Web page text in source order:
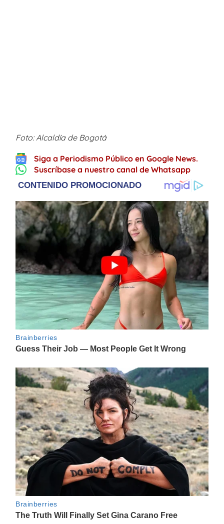
Foto: Alcaldía de Bogotá
Siga a Periodismo Público en Google News.
Suscríbase a nuestro canal de Whatsapp